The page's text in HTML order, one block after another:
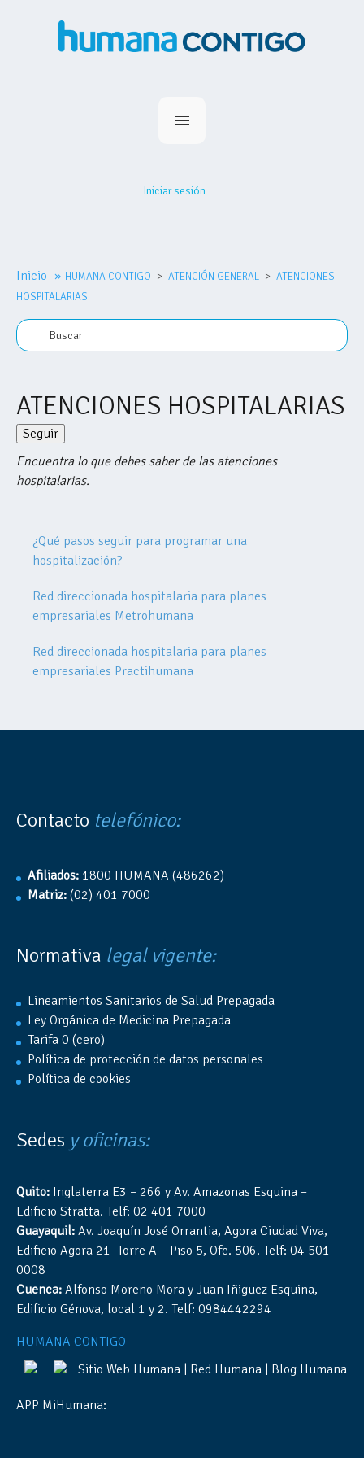
Nosotros
Comprar plan
Iniciar sesión
Inicio » HUMANA CONTIGO ATENCIÓN GENERAL
ATENCIONES
HOSPITALARIAS
ATENCIONES HOSPITALARIAS
Seguir
Encuentra lo que debes saber de las atenciones
hospitalarias.
¿Qué pasos seguir para programar una
hospitalización?
Red direccionada hospitalaria para planes
empresariales Metrohumana
Red direccionada hospitalaria para planes
empresariales Practihumana
Contacto telefónico:
Afiliados: 1800 HUMANA (486262)
Matriz: (02) 401 7000
Normativa legal vigente:
Lineamientos Sanitarios de Salud Prepagada
Ley Orgánica de Medicina Prepagada
Tarifa 0 (cero)
Política de protección de datos personales
Política de cookies
Sedes y oficinas:
Quito: Inglaterra E3 – 266 y Av. Amazonas Esquina –
Edificio Stratta. Telf: 02 401 7000
Guayaquil: Av. Joaquín José Orrantia, Agora Ciudad Viva,
Edificio Agora 21- Torre A – Piso 5, Ofc. 506. Telf: 04 501
0008
Cuenca: Alfonso Moreno Mora y Juan Iñiguez Esquina,
Edificio Génova, local 1 y 2. Telf: 0984442294
HUMANA CONTIGO
Sitio Web Humana | Red Humana | Blog Humana
APP MiHumana: